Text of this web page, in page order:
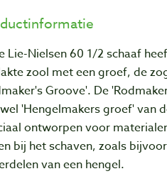
Lie-Nielsen 60 1/2 schaaf
zool met een groef, de
Groove'. De
'Hengelmakers groef' van
ontworpen voor
bij het schaven, zoals
van een hengel.